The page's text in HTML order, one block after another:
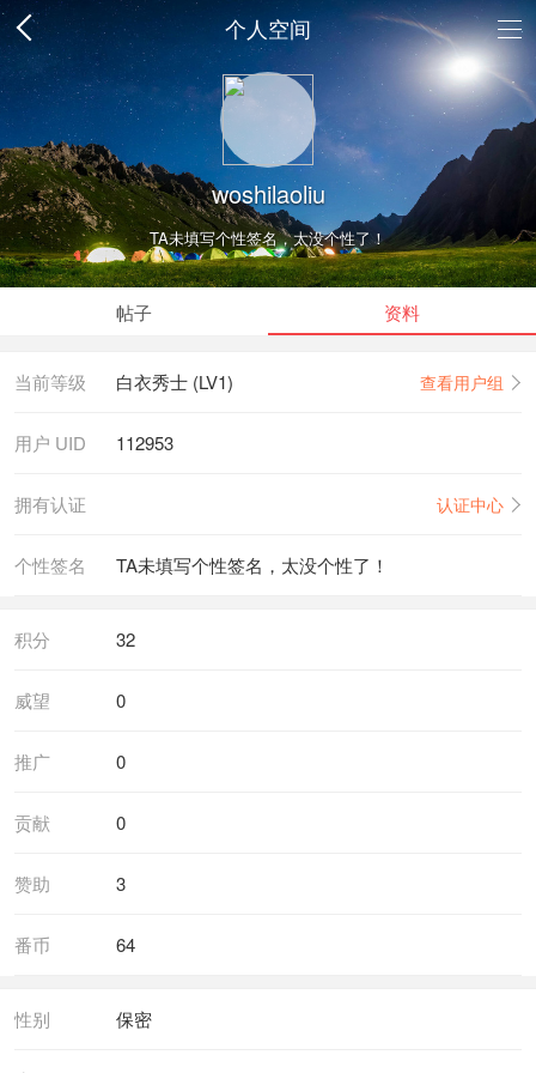
个人空间
woshilaoliu
TA未填写个性签名，太没个性了！
帖子 资料
当前等级 白衣秀士 (LV1) 查看用户组
用户 UID 112953
拥有认证 认证中心
个性签名 TA未填写个性签名，太没个性了！
积分 32
威望 0
推广 0
贡献 0
赞助 3
番币 64
性别 保密